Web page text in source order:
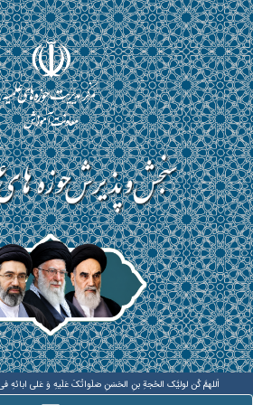
اَللهمَّ کُن لولیَّک الحُجةِ بنِ الحَسَنِ صَلَواتُکَ عَلَیهِ وَ عَلی ابائهِ فی